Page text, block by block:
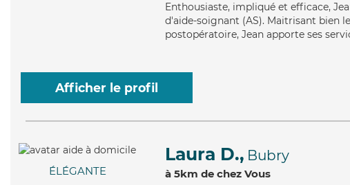
Enthousiaste, impliqué et efficace,
d'aide-soignant (AS). Maitrisant bien
postopératoire, Jean apporte ses
Afficher le profil
ÉLÉGANTE
Laura D., Bubry
à 5km de chez Vous